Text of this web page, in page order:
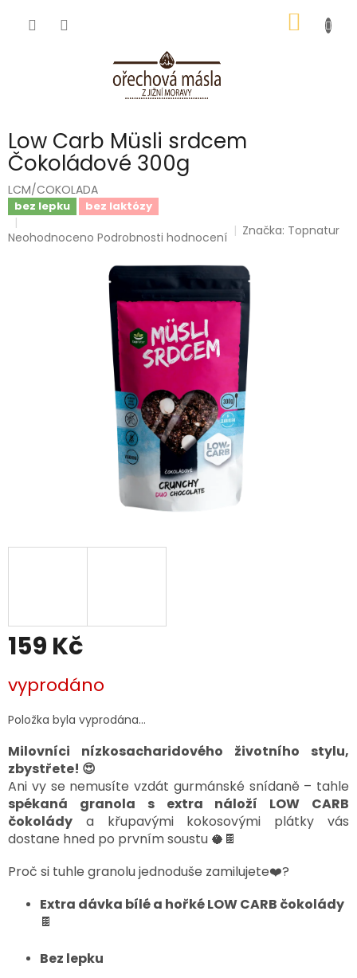
KOŠÍK
Low Carb Müsli srdcem
Čokoládové 300g
LCM/COKOLADA
bez lepku bez laktózy
Průměrné
Neohodnoceno Podrobnosti hodnocení Značka: Topnatur
159 Kč
cena:
vyprodáno
Položka byla vyprodána…
Milovníci nízkosacharidového životního stylu,
zbystřete! 😍
Ani vy se nemusíte vzdát gurmánské snídaně – tahle
spékaná granola s extra náloží LOW CARB
čokolády a křupavými kokosovými plátky vás
dostane hned po prvním soustu 🥥🍫
Proč si tuhle granolu jednoduše zamilujete❤️?
Extra dávka bílé a hořké LOW CARB čokolády
🍫
Bez lepku